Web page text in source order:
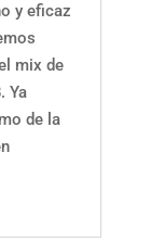
y eficaz
mix de
Ya
de la